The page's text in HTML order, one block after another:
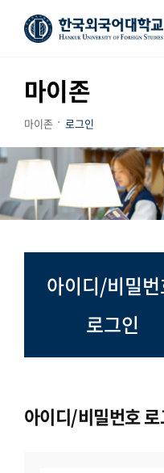
마이존
마이존 로그인
아이디/비밀
로그인
아이디/비밀번호 로